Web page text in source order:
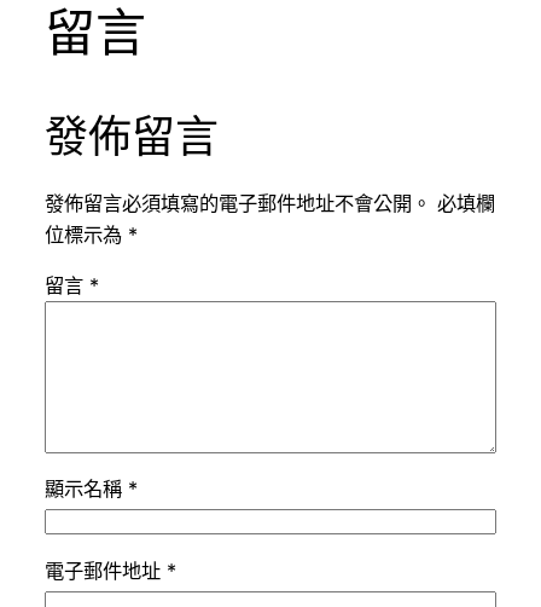
留言
發佈留言
發佈留言必須填寫的電子郵件地址不會公開。 必填欄
位標示為 *
留言 *
顯示名稱 *
電子郵件地址 *